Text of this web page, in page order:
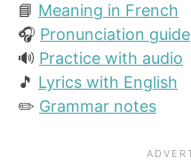
📘 Meaning in French
🎧 Pronunciation guide
🔊 Practice with audio
🎵 Lyrics with English
✏️ Grammar notes